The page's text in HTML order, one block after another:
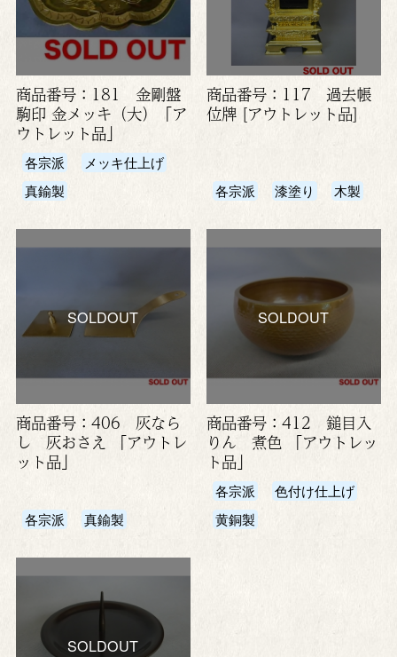
商品番号：181 金剛盤
駒印 金メッキ（大）「ア
ウトレット品」
各宗派
メッキ仕上げ
真鍮製
商品番号：117 過去帳
位牌 [アウトレット品]
各宗派 漆塗り 木製
SOLDOUT
商品番号：406 灰なら
し 灰おさえ 「アウトレ
ット品」
各宗派 真鍮製
SOLDOUT
商品番号：412 鎚目入
りん 煮色 「アウトレッ
ト品」
各宗派
色付け仕上げ
黄銅製
SOLDOUT